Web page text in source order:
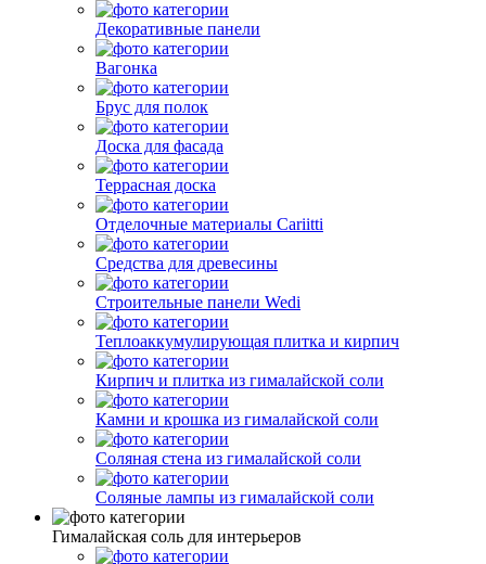
Декоративные панели
Вагонка
Брус для полок
Доска для фасада
Террасная доска
Отделочные материалы Cariitti
Средства для древесины
Строительные панели Wedi
Теплоаккумулирующая плитка и кирпич
Кирпич и плитка из гималайской соли
Камни и крошка из гималайской соли
Соляная стена из гималайской соли
Соляные лампы из гималайской соли
Гималайская соль для интерьеров